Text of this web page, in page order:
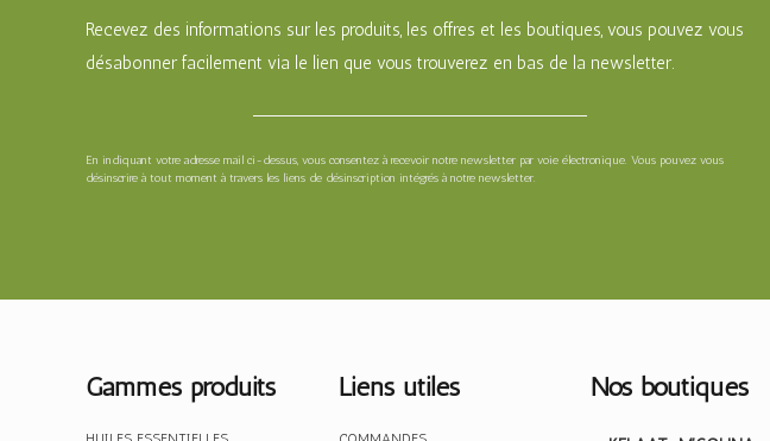
Recevez des informations sur les produits, les offres et les boutiques, vous pouvez vous
désabonner facilement via le lien que vous trouverez en bas de la newsletter.
En indiquant votre adresse mail ci-dessus, vous consentez à recevoir notre newsletter par voie électronique. Vous pouvez vous
désinscrire à tout moment à travers les liens de désinscription intégrés à notre newsletter.
Gammes produits Liens utiles Nos boutiques